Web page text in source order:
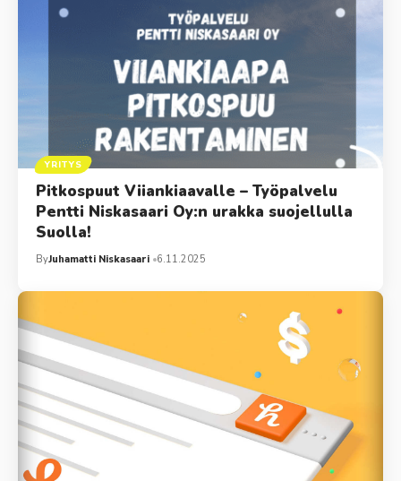
YRITYS
Pitkospuut Viiankiaavalle – Työpalvelu
Pentti Niskasaari Oy:n urakka suojellulla
Suolla!
ByJuhamatti Niskasaari 6.11.2025